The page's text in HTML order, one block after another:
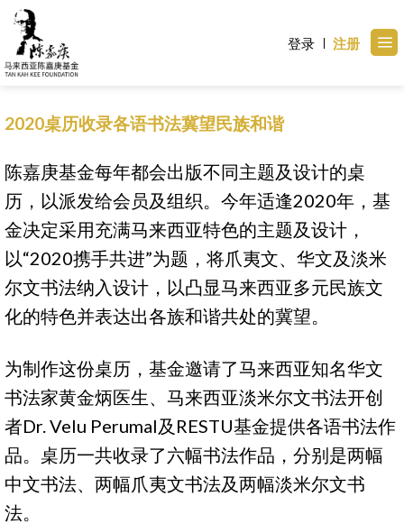
Skip
content
登录 注册
2020桌历收录各语书法冀望民族和谐
陈嘉庚基金每年都会出版不同主题及设计的桌
历，以派发给会员及组织。今年适逢2020年，基
金决定采用充满马来西亚特色的主题及设计，
以“2020携手共进”为题，将爪夷文、华文及淡米
尔文书法纳入设计，以凸显马来西亚多元民族文
化的特色并表达出各族和谐共处的冀望。
为制作这份桌历，基金邀请了马来西亚知名华文
书法家黄金炳医生、马来西亚淡米尔文书法开创
者Dr. Velu Perumal及RESTU基金提供各语书法作
品。桌历一共收录了六幅书法作品，分别是两幅
中文书法、两幅爪夷文书法及两幅淡米尔文书
法。